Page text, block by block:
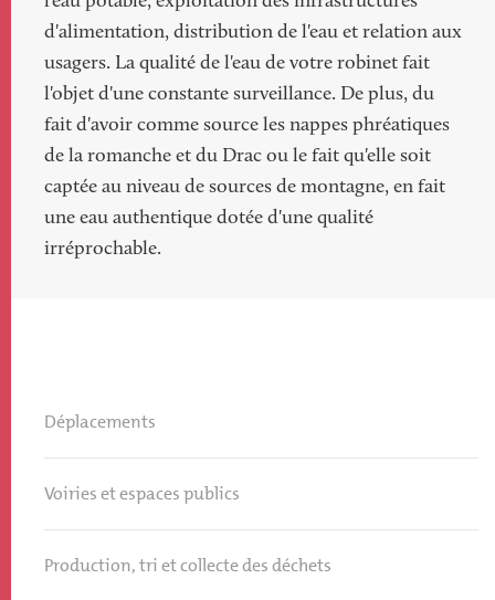
Déplacements
Voiries et espaces publics
Production, tri et collecte des déchets
d'alimentation, distribution de l'eau et relation aux
usagers. La qualité de l'eau de votre robinet fait
l'objet d'une constante surveillance. De plus, du
fait d'avoir comme source les nappes phréatiques
de la romanche et du Drac ou le fait qu'elle soit
captée au niveau de sources de montagne, en fait
une eau authentique dotée d'une qualité
irréprochable.